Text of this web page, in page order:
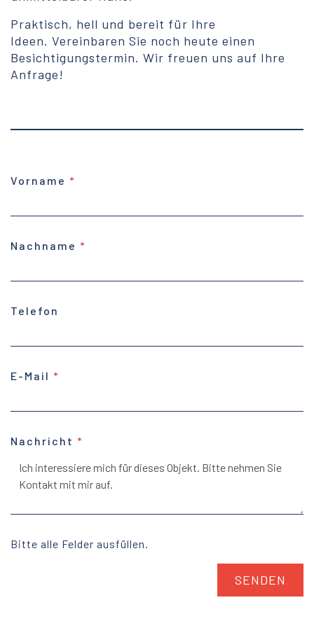
Praktisch, hell und bereit für Ihre
Ideen. Vereinbaren Sie noch heute einen
Besichtigungstermin. Wir freuen uns auf Ihre
Anfrage!
Vorname
Nachname
Telefon
E-Mail
Nachricht
Bitte alle Felder ausfüllen.